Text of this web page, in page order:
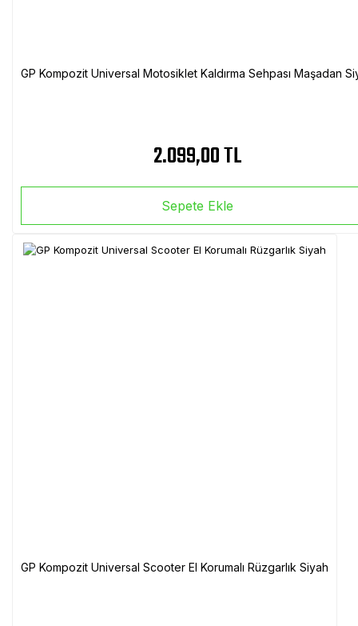
GP Kompozit Universal Motosiklet Kaldırma Sehpası Maşadan
2.099,00 TL
Sepete Ekle
GP Kompozit Universal Scooter El Korumalı Rüzgarlık Siyah